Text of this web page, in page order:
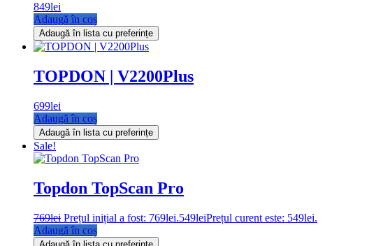
849lei
Adaugă în coș
Adaugă în lista cu preferințe
TOPDON | V2200Plus
699lei
Adaugă în coș
Adaugă în lista cu preferințe
Sale!
Topdon TopScan Pro
769lei Prețul inițial a fost: 769lei.549leiPrețul curent este: 549lei.
Adaugă în coș